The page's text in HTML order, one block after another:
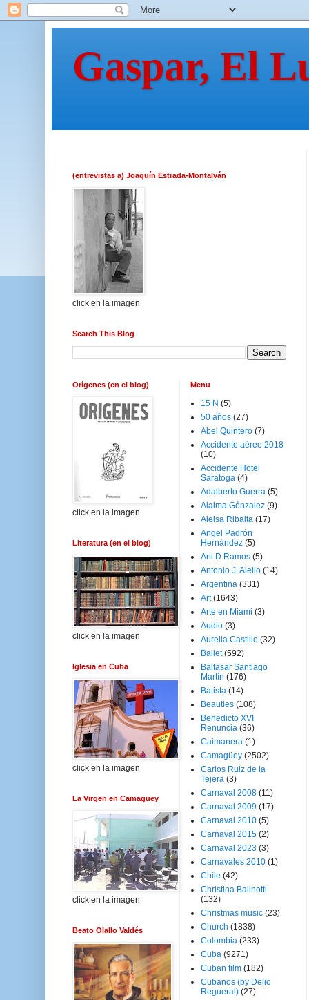
Gaspar, El
(entrevistas a) Joaquín Estrada-Montalván
click en la imagen
Search This Blog
Orígenes (en el blog)
click en la imagen
Literatura (en el blog)
click en la imagen
Iglesia en Cuba
click en la imagen
La Virgen en Camagüey
click en la imagen
Beato Olallo Valdés
Menu
15 N (5)
50 años (27)
Abel Quintero (7)
Accidente aéreo 2018
(10)
Accidente Hotel
Saratoga (4)
Adalberto Guerra (5)
Alaima Gónzalez (9)
Aleisa Ribalta (17)
Angel Padrón
Hernández (5)
Ani D Ramos (5)
Antonio J. Aiello (14)
Argentina (331)
Art (1643)
Arte en Miami (3)
Audio (3)
Aurelia Castillo (32)
Ballet (592)
Baltasar Santiago
Martín (176)
Batista (14)
Beauties (108)
Benedicto XVI
Renuncia (36)
Caimanera (1)
Camagüey (2502)
Carlos Ruiz de la
Tejera (3)
Carnaval 2008 (11)
Carnaval 2009 (17)
Carnaval 2010 (5)
Carnaval 2015 (2)
Carnaval 2023 (3)
Carnavales 2010 (1)
Chile (42)
Christina Balinotti
(132)
Christmas music (23)
Church (1838)
Colombia (233)
Cuba (9271)
Cuban film (182)
Cubanos (by Delio
Regueral) (27)